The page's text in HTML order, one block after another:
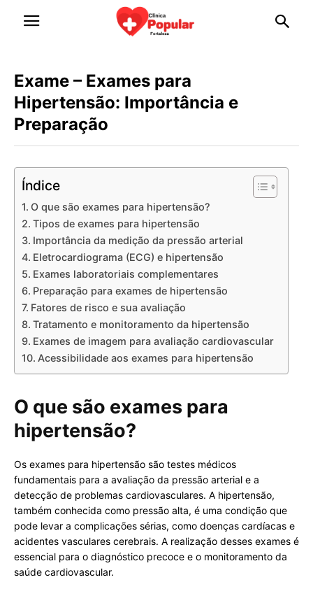
Exame – Exames para
Hipertensão: Importância e
Preparação
Índice
O que são exames para hipertensão?
Tipos de exames para hipertensão
Importância da medição da pressão arterial
Eletrocardiograma (ECG) e hipertensão
Exames laboratoriais complementares
Preparação para exames de hipertensão
Fatores de risco e sua avaliação
Tratamento e monitoramento da hipertensão
Exames de imagem para avaliação cardiovascular
Acessibilidade aos exames para hipertensão
O que são exames para
hipertensão?
Os exames para hipertensão são testes médicos
fundamentais para a avaliação da pressão arterial e a
detecção de problemas cardiovasculares. A hipertensão,
também conhecida como pressão alta, é uma condição que
pode levar a complicações sérias, como doenças cardíacas e
acidentes vasculares cerebrais. A realização desses exames é
essencial para o diagnóstico precoce e o monitoramento da
saúde cardiovascular.